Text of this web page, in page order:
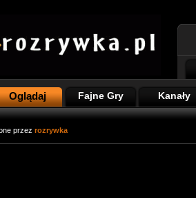
Oglądaj Fajne Gry Kanały
przez rozrywka